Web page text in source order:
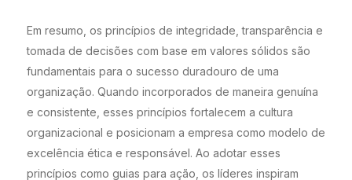
Em resumo, os princípios de integridade, transparência e
tomada de decisões com base em valores sólidos são
fundamentais para o sucesso duradouro de uma
organização. Quando incorporados de maneira genuína
e consistente, esses princípios fortalecem a cultura
organizacional e posicionam a empresa como modelo de
excelência ética e responsável. Ao adotar esses
princípios como guias para ação, os líderes inspiram